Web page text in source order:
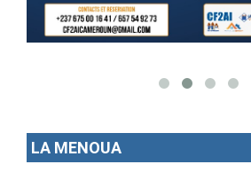
LA MENOUA